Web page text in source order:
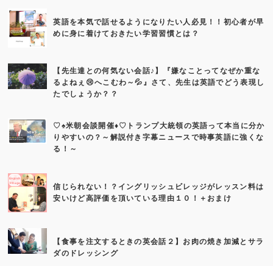
英語を本気で話せるようになりたい人必見！！初心者が早
めに身に着けておきたい学習習慣とは？
【先生達との何気ない会話♪】『嫌なことってなぜか重な
るよねぇ😢へこむわ～💦』さて、先生は英語でどう表現し
たでしょうか？？
♡♠米朝会談開催♦♡トランプ大統領の英語って本当に分か
りやすいの？～解説付き字幕ニュースで時事英語に強くな
る！～
信じられない！？イングリッシュビレッジがレッスン料は
安いけど高評価を頂いている理由１０！＋おまけ
【食事を注文するときの英会話２】お肉の焼き加減とサラ
ダのドレッシング